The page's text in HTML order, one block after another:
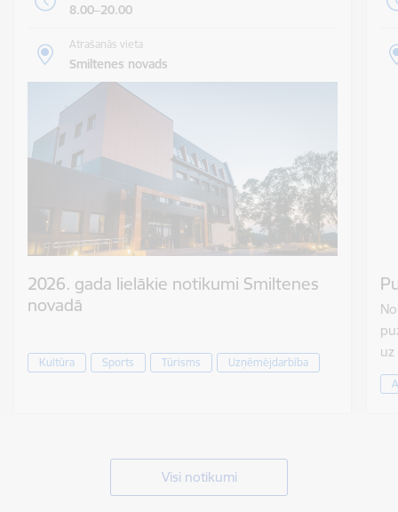
8.00–20.00
Atrašanās vieta
Smiltenes novads
2026. gada lielākie notikumi Smiltenes
novadā
Kultūra Sports Tūrisms Uzņēmējdarbība
Visi notikumi